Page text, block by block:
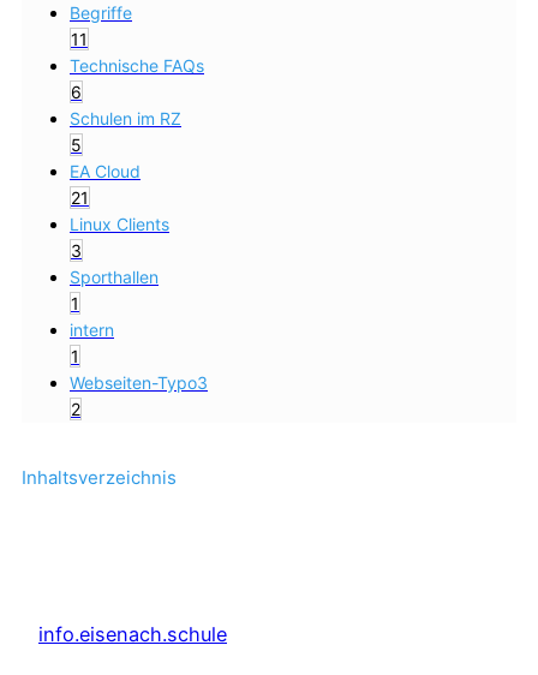
Inhaltsverzeichnis
Begriffe
11
Technische FAQs
6
Schulen im RZ
5
EA Cloud
21
Linux Clients
3
Sporthallen
1
intern
1
Webseiten-Typo3
2
info.eisenach.schule